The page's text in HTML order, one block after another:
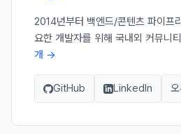
2014년부터 백엔드/콘텐츠 파이
요한 개발자를 위해 국내외 커뮤니
개 →
GitHub LinkedIn